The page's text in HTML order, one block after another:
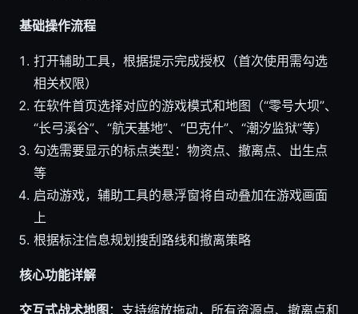
基础操作流程
打开辅助工具，根据提示完成授权（首次使用需勾选
相关权限）
在软件首页选择对应的游戏模式和地图（“零号大坝”、
“长弓溪谷”、“航天基地”、“巴克什”、“潮汐监狱”等）
勾选需要显示的标点类型：物资点、撤离点、出生点
等
启动游戏，辅助工具的悬浮窗将自动叠加在游戏画面
上
根据标注信息规划搜刮路线和撤离策略
核心功能详解
交互式战术地图 ：支持缩放拖动，所有资源点、撤离点和